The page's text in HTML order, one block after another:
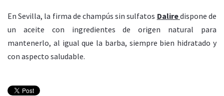
En Sevilla, la firma de champús sin sulfatos Daliredispone de
un aceite con ingredientes de origen natural para
mantenerlo, al igual que la barba, siempre bien hidratado y
con aspecto saludable.